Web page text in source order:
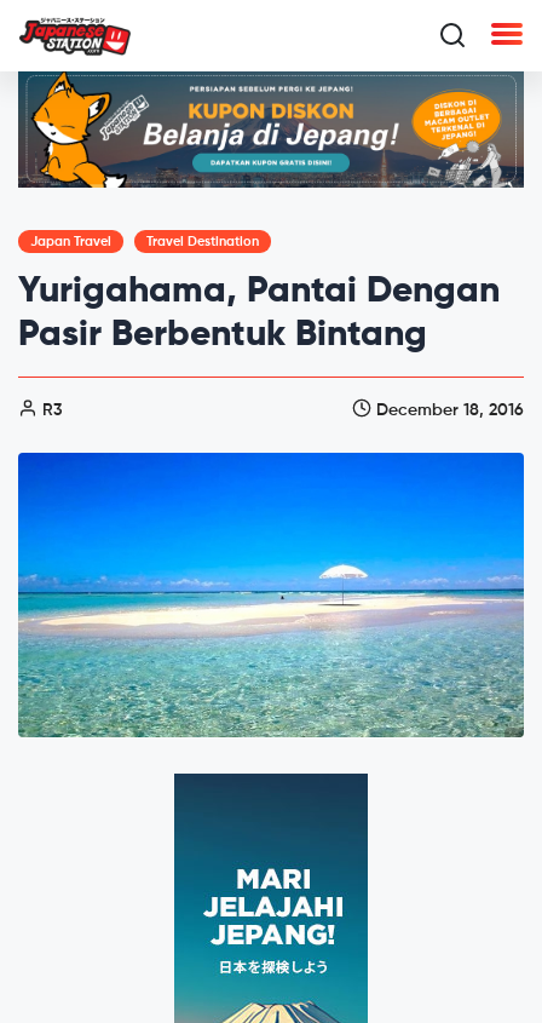
Japan Travel Travel Destination
Yurigahama, Pantai Dengan
Pasir Berbentuk Bintang
R3 December 18, 2016